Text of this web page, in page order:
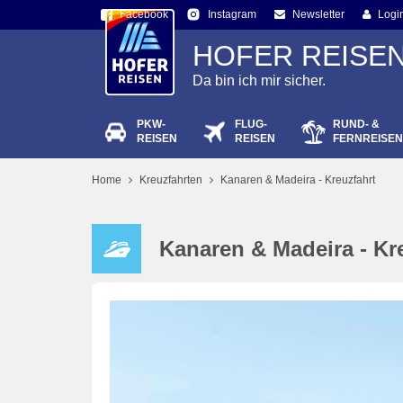
Facebook Instagram Newsletter
HOFER
Da bin ich mir sicher.
PKW-
REISEN
FLUG-
REISEN
RUND- &
FERNREISEN
Home Kreuzfahrten Kanaren & Madeira - Kreuzfahrt
Kanaren & Madeira -